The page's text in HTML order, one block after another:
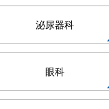
泌尿器科
眼科